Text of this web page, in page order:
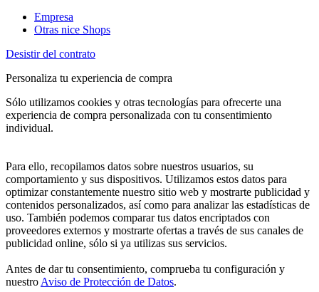
Empresa
Otras nice Shops
Desistir del contrato
Personaliza tu experiencia de compra
Sólo utilizamos cookies y otras tecnologías para ofrecerte una
experiencia de compra personalizada con tu consentimiento
individual.
Para ello, recopilamos datos sobre nuestros usuarios, su
comportamiento y sus dispositivos. Utilizamos estos datos para
optimizar constantemente nuestro sitio web y mostrarte publicidad y
contenidos personalizados, así como para analizar las estadísticas de
uso. También podemos comparar tus datos encriptados con
proveedores externos y mostrarte ofertas a través de sus canales de
publicidad online, sólo si ya utilizas sus servicios.
Antes de dar tu consentimiento, comprueba tu configuración y
nuestroAviso de Protección de Datos.